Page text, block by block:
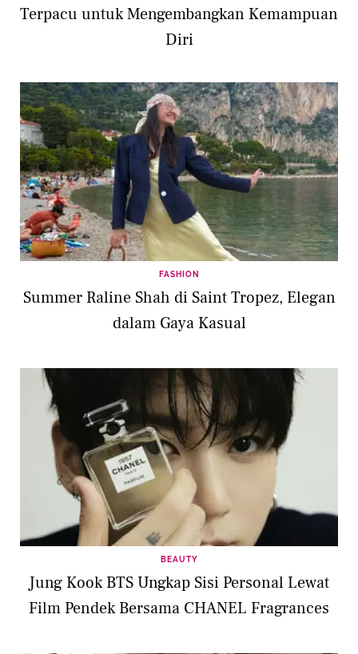
Terpacu untuk Mengembangkan Kemampuan
Diri
FASHION
Summer Raline Shah di Saint Tropez, Elegan
dalam Gaya Kasual
BEAUTY
Jung Kook BTS Ungkap Sisi Personal Lewat
Film Pendek Bersama CHANEL Fragrances